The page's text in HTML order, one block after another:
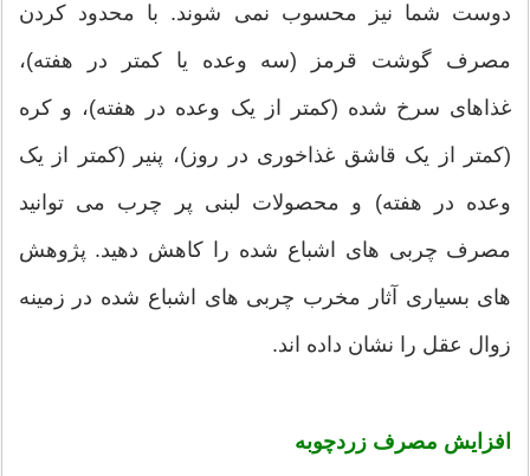
دوست شما نیز محسوب نمی شوند. با محدود کردن
مصرف گوشت قرمز (سه وعده یا کمتر در هفته)،
غذاهای سرخ شده (کمتر از یک وعده در هفته)، و کره
(کمتر از یک قاشق غذاخوری در روز)، پنیر (کمتر از یک
وعده در هفته) و محصولات لبنی پر چرب می توانید
مصرف چربی های اشباع شده را کاهش دهید. پژوهش
های بسیاری آثار مخرب چربی های اشباع شده در زمینه
زوال عقل را نشان داده اند.
افزایش مصرف زردچوبه